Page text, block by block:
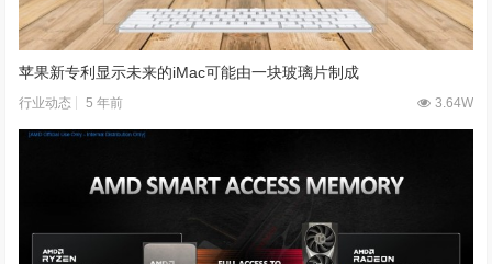
苹果新专利显示未来的iMac可能由一块玻璃片制成
行业动态 5 年前 3.64W